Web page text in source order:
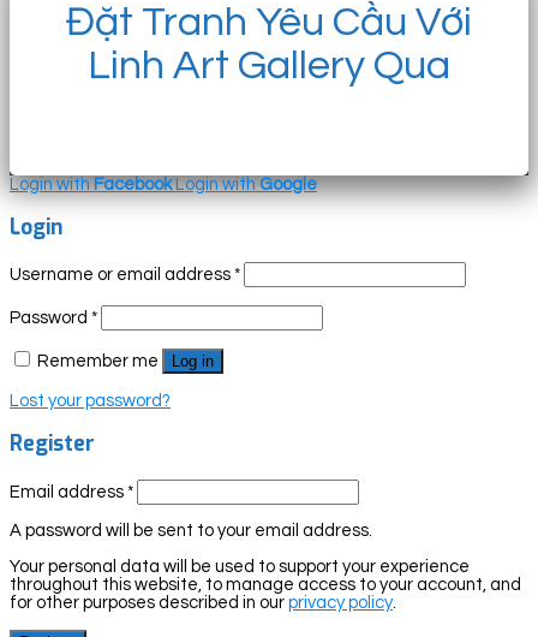
Đặt Tranh Yêu Cầu Với
Linh Art Gallery Qua
Login withFacebook Login withGoogle
Login
Username or email address *
Password *
Remember me Log in
Lost your password?
Register
Email address *
A password will be sent to your email address.
Your personal data will be used to support your experience
throughout this website, to manage access to your account, and
for other purposes described in our privacy policy.